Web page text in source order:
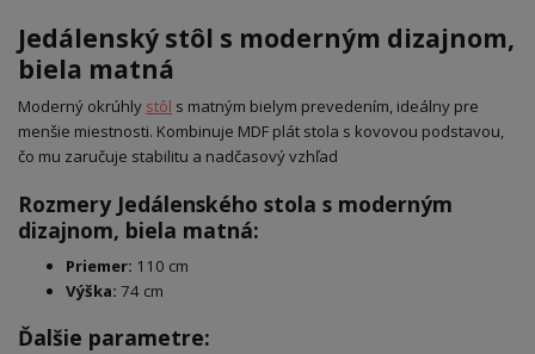
Jedálenský stôl s moderným dizajnom,
biela matná
Moderný okrúhly stôl s matným bielym prevedením, ideálny pre
menšie miestnosti. Kombinuje MDF plát stola s kovovou podstavou,
čo mu zaručuje stabilitu a nadčasový vzhľad
Rozmery Jedálenského stola s moderným
dizajnom, biela matná:
Priemer: 110 cm
Výška: 74 cm
Ďalšie parametre: